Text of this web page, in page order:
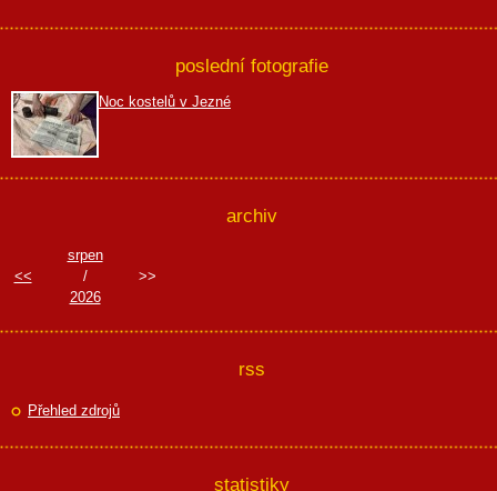
poslední fotografie
Noc kostelů v Jezné
archiv
<<
srpen
/
2026
>>
rss
Přehled zdrojů
statistiky